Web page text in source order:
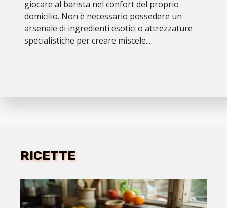
giocare al barista nel confort del proprio
domicilio. Non è necessario possedere un
arsenale di ingredienti esotici o attrezzature
specialistiche per creare miscele...
RICETTE